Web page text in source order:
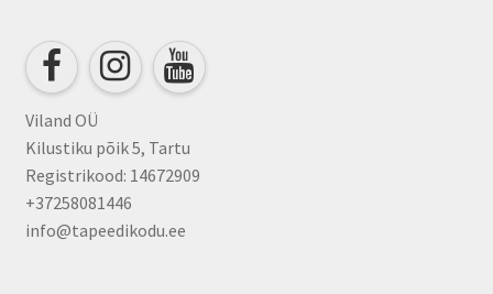
Viland OÜ
Kilustiku põik 5, Tartu
Registrikood: 14672909
+37258081446
info@tapeedikodu.ee